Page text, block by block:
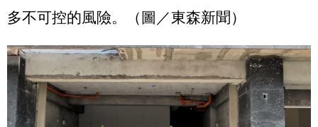
多不可控的風險。（圖／東森新聞）